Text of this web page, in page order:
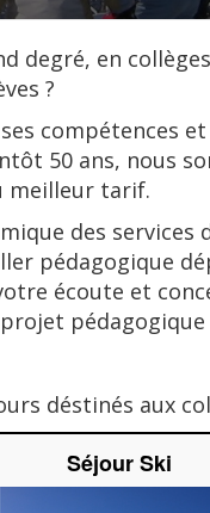
degré, en
?
compétences
50 ans, nous
meilleur tarif.
des
pédagogique
écoute et
déstinés aux
Séjour Ski